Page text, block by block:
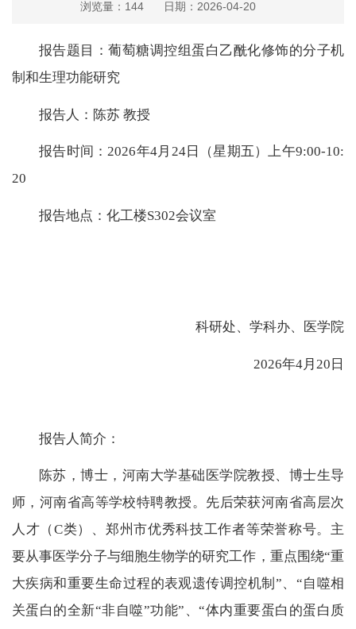
浏览量： 144 日期：2026-04-20
报告题目：葡萄糖调控组蛋白乙酰化修饰的分子机
制和生理功能研究
报告人：陈苏 教授
报告时间：2026年4月24日（星期五）上午9:00-10:
20
报告地点：化工楼S302会议室
科研处、学科办、医学院
2026年4月20日
报告人简介：
陈苏，博士，河南大学基础医学院教授、博士生导
师，河南省高等学校特聘教授。先后荣获河南省高层次
人才（C类）、郑州市优秀科技工作者等荣誉称号。主
要从事医学分子与细胞生物学的研究工作，重点围绕“重
大疾病和重要生命过程的表观遗传调控机制”、“自噬相
关蛋白的全新“非自噬”功能”、“体内重要蛋白的蛋白质